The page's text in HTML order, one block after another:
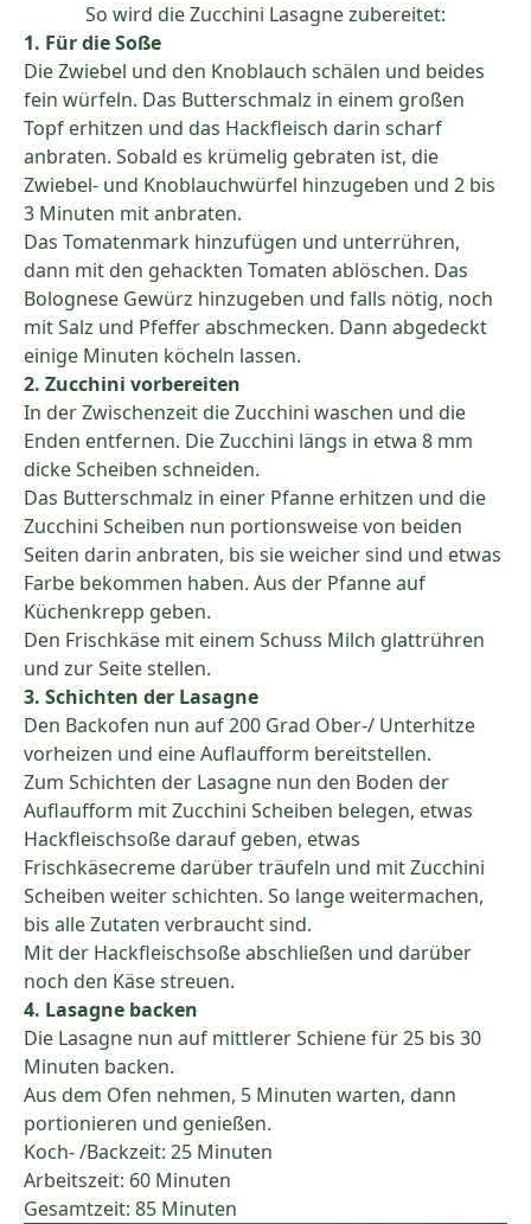
So wird die Zucchini Lasagne zubereitet:
1. Für die Soße
Die Zwiebel und den Knoblauch schälen und beides
fein würfeln. Das Butterschmalz in einem großen
Topf erhitzen und das Hackfleisch darin scharf
anbraten. Sobald es krümelig gebraten ist, die
Zwiebel- und Knoblauchwürfel hinzugeben und 2 bis
3 Minuten mit anbraten.
Das Tomatenmark hinzufügen und unterrühren,
dann mit den gehackten Tomaten ablöschen. Das
Bolognese Gewürz hinzugeben und falls nötig, noch
mit Salz und Pfeffer abschmecken. Dann abgedeckt
einige Minuten köcheln lassen.
2. Zucchini vorbereiten
In der Zwischenzeit die Zucchini waschen und die
Enden entfernen. Die Zucchini längs in etwa 8 mm
dicke Scheiben schneiden.
Das Butterschmalz in einer Pfanne erhitzen und die
Zucchini Scheiben nun portionsweise von beiden
Seiten darin anbraten, bis sie weicher sind und etwas
Farbe bekommen haben. Aus der Pfanne auf
Küchenkrepp geben.
Den Frischkäse mit einem Schuss Milch glattrühren
und zur Seite stellen.
3. Schichten der Lasagne
Den Backofen nun auf 200 Grad Ober-/ Unterhitze
vorheizen und eine Auflaufform bereitstellen.
Zum Schichten der Lasagne nun den Boden der
Auflaufform mit Zucchini Scheiben belegen, etwas
Hackfleischsoße darauf geben, etwas
Frischkäsecreme darüber träufeln und mit Zucchini
Scheiben weiter schichten. So lange weitermachen,
bis alle Zutaten verbraucht sind.
Mit der Hackfleischsoße abschließen und darüber
noch den Käse streuen.
4. Lasagne backen
Die Lasagne nun auf mittlerer Schiene für 25 bis 30
Minuten backen.
Aus dem Ofen nehmen, 5 Minuten warten, dann
portionieren und genießen.
Koch- /Backzeit: 25 Minuten
Arbeitszeit: 60 Minuten
Gesamtzeit: 85 Minuten